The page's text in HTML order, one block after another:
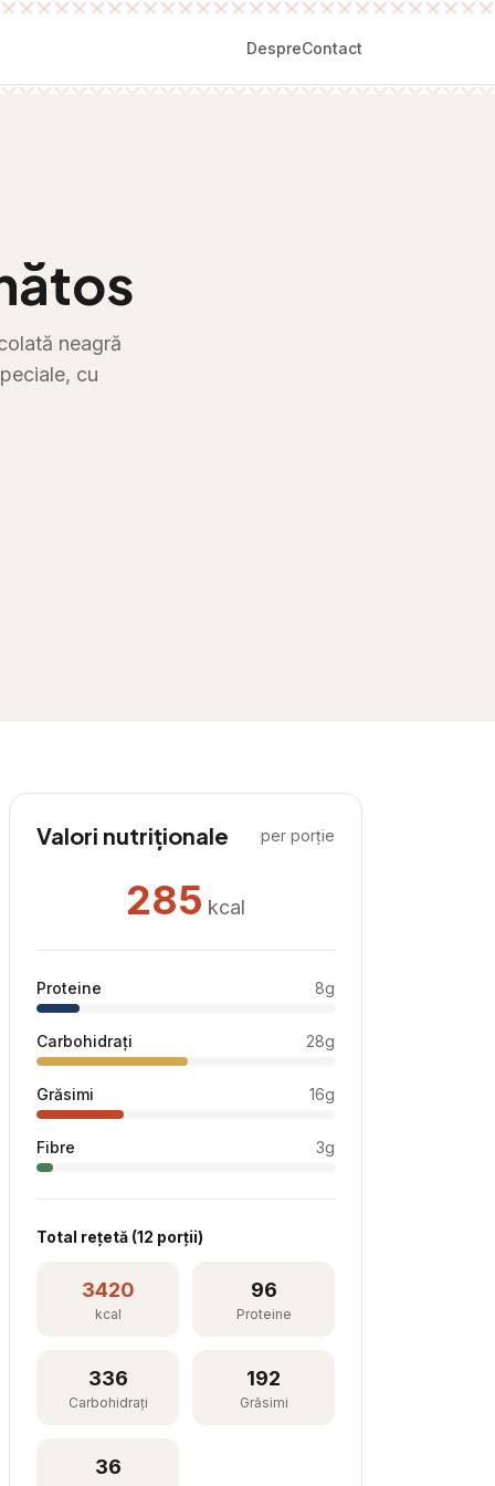
DespreContact
neagră
cu
Valori nutriționale per porție
285 kcal
Proteine 8g
Carbohidrați 28g
Grăsimi 16g
Fibre 3g
Total rețetă (12 porții)
3420
kcal
96
Proteine
336
Carbohidrați
192
Grăsimi
36